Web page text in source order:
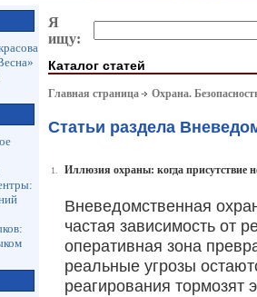
Я
ищу:
Каталог статей
Главная страница Охрана.
Статьи раздела
1. Иллюзия охраны: когда присутствие
Вневедомственная
частая зависимость от
оперативная зона
реальные угрозы
реагирования тормозят